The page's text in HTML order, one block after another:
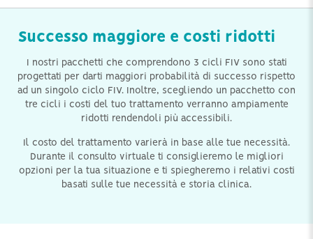
Successo maggiore e costi ridotti
I nostri pacchetti che comprendono 3 cicli FIV sono stati
progettati per darti maggiori probabilità di successo rispetto
ad un singolo ciclo FIV. Inoltre, scegliendo un pacchetto con
tre cicli i costi del tuo trattamento verranno ampiamente
ridotti rendendoli più accessibili.
Il costo del trattamento varierà in base alle tue necessità.
Durante il consulto virtuale ti consiglieremo le migliori
opzioni per la tua situazione e ti spiegheremo i relativi costi
basati sulle tue necessità e storia clinica.